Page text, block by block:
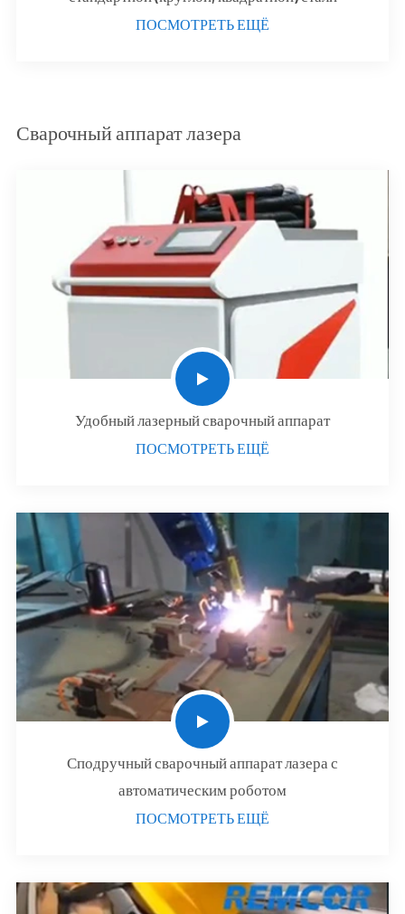
ПОСМОТРЕТЬ ЕЩЁ
Сварочный аппарат лазера
Удобный лазерный сварочный аппарат
ПОСМОТРЕТЬ ЕЩЁ
Сподручный сварочный аппарат лазера с
автоматическим роботом
ПОСМОТРЕТЬ ЕЩЁ